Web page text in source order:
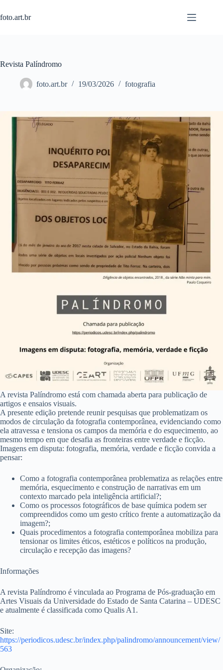
para
o
foto.art.br
Revista Palíndromo
foto.art.br 19/03/2026 fotografia
A revista Palíndromo está com chamada aberta para publicação de
artigos e ensaios visuais.
A presente edição pretende reunir pesquisas que problematizam os
modos de circulação da fotografia contemporânea, evidenciando como
ela atravessa e tensiona os campos da memória e do esquecimento, ao
mesmo tempo em que desafia as fronteiras entre verdade e ficção.
Imagens em disputa: fotografia, memória, verdade e ficção convida a
pensar:
Como a fotografia contemporânea problematiza as relações entre
memória, esquecimento e construção de narrativas em um
contexto marcado pela inteligência artificial?;
Como os processos fotográficos de base química podem ser
compreendidos como um gesto crítico frente a automatização da
imagem?;
Quais procedimentos a fotografia contemporânea mobiliza para
tensionar os limites éticos, estéticos e políticos na produção,
circulação e recepção das imagens?
Informações
A revista Palíndromo é vinculada ao Programa de Pós-graduação em
Artes Visuais da Universidade do Estado de Santa Catarina – UDESC
e atualmente é classificada como Qualis A1.
Site:
https://periodicos.udesc.br/index.php/palindromo/announcement/view/
563